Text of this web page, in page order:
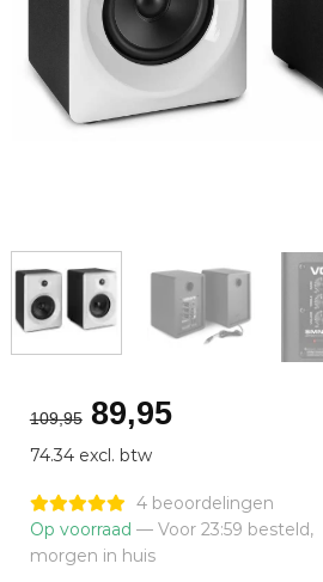
109,95 Oorspronkelijke
prijs
was:
€109,95.
89,95Huidige
€89,95.
74.34 excl. btw
4 beoordelingen
Op voorraad — Voor 23:59 besteld,
morgen in huis